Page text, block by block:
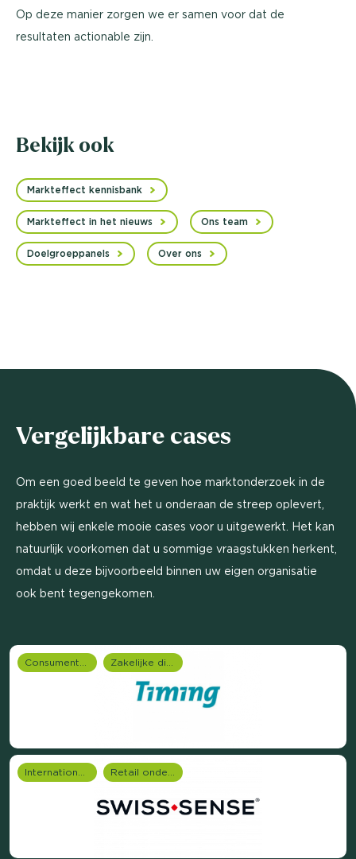
Op deze manier zorgen we er samen voor dat de
resultaten actionable zijn.
Bekijk ook
Markteffect kennisbank
Markteffect in het nieuws Ons team
Doelgroeppanels Over ons
Vergelijkbare cases
Om een goed beeld te geven hoe marktonderzoek in de
praktijk werkt en wat het u onderaan de streep oplevert,
hebben wij enkele mooie cases voor u uitgewerkt. Het kan
natuurlijk voorkomen dat u sommige vraagstukken herkent,
omdat u deze bijvoorbeeld binnen uw eigen organisatie
ook bent tegengekomen.